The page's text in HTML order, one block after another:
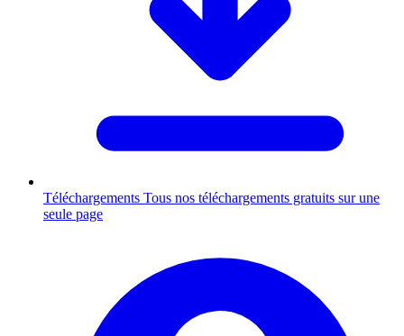
Téléchargements Tous nos téléchargements gratuits sur une
seule page